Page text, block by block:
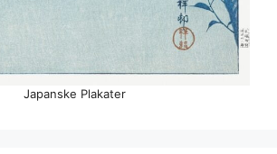
Japanske Plakater